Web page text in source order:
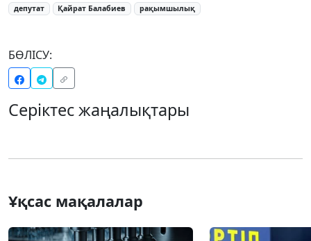
депутат Қайрат Балабиев рақымшылық
БӨЛІСУ:
Серіктес жаңалықтары
Ұқсас мақалалар